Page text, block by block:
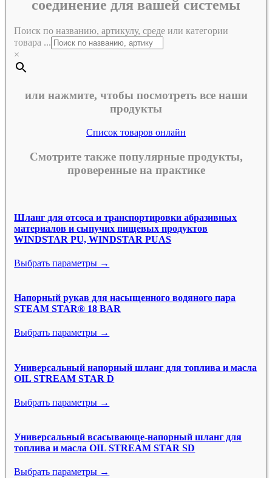
соединение для вашей системы
Поиск по названию, артикулу, среде или категории
товара ...
×
или нажмите, чтобы посмотреть все наши
продукты
Список товаров онлайн
Смотрите также популярные продукты,
проверенные на практике
Шланг для отсоса и транспортировки абразивных
материалов и сыпучих пищевых продуктов
WINDSTAR PU, WINDSTAR PUAS
Выбрать параметры →
Напорный рукав для насыщенного водяного пара
STEAM STAR® 18 BAR
Выбрать параметры →
Универсальный напорный шланг для топлива и масла
OIL STREAM STAR D
Выбрать параметры →
Универсальный всасывающе-напорный шланг для
топлива и масла OIL STREAM STAR SD
Выбрать параметры →